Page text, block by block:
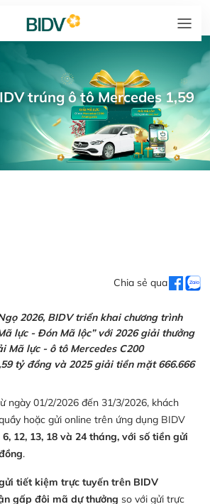
trúng ô tô Mercedes 1,59
Chia sẻ qua
2026, BIDV triển khai chương trình
lực - Đón Mã lộc” với 2026 giải thưởng
Mã lực - ô tô Mercedes C200
tỷ đồng và 2025 giải tiền mặt 666.666
ngày 01/2/2026 đến 31/3/2026, khách
hoặc gửi online trên ứng dụng BIDV
12, 13, 18 và 24 tháng, với số tiền gửi
.
tiết kiệm trực tuyến trên BIDV
gấp đôi mã dự thưởng so với gửi trực